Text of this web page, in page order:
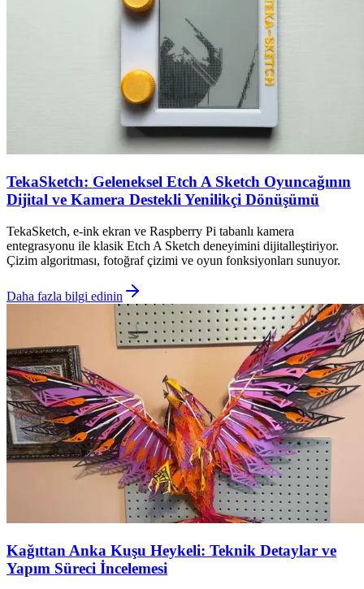
TekaSketch: Geleneksel Etch A Sketch Oyuncağının
Dijital ve Kamera Destekli Yenilikçi Dönüşümü
TekaSketch, e-ink ekran ve Raspberry Pi tabanlı kamera
entegrasyonu ile klasik Etch A Sketch deneyimini dijitalleştiriyor.
Çizim algoritması, fotoğraf çizimi ve oyun fonksiyonları sunuyor.
Daha fazla bilgi edinin
Kağıttan Anka Kuşu Heykeli: Teknik Detaylar ve
Yapım Süreci İncelemesi